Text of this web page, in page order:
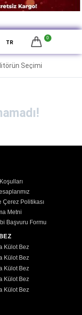
TR
0
Çerez Politikası
Metni
Başvuru Formu
Külot Bez
Külot Bez
Külot Bez
Külot Bez
Külot Bez